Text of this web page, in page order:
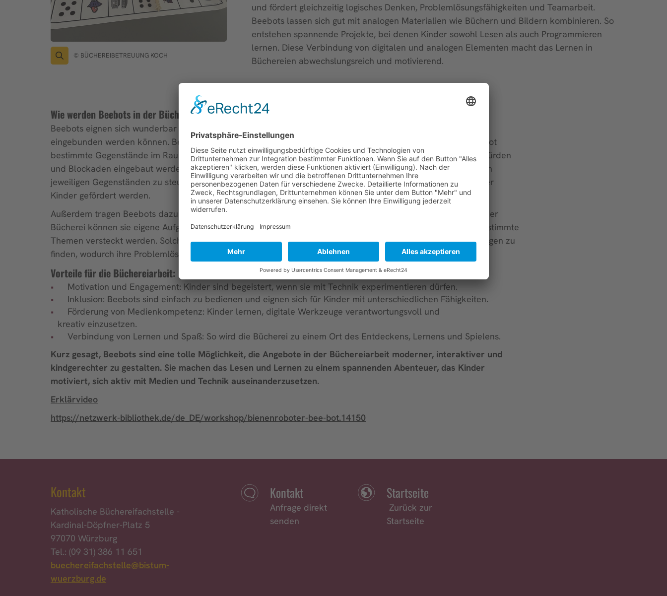
© BÜCHEREIBETREUUNG KOCH
und fördert gleichzeitig logisches Denken, Problemlösungsfähigkeiten und Teamarbeit.
Beebots lassen sich gut mit analogen Materialien wie Büchern und Bildern kombinieren. So
entstehen spannende Projekte, bei denen Kinder sowohl Lesen als auch Programmieren
lernen. Diese Verbindung von digitalen und analogen Elementen macht das Lernen in
Büchereien abwechslungsreich und motivierend.
Wie werden Beebots in der Büchereiarbeit genutzt?
Beebots eignen sich wunderbar für Lese- und Entdeckungsprojekte, die in Geschichten- oder Themenrunden
eingebunden werden können. Beim Vorlesen kann beispielsweise die Aufgabe gestellt werden, dass der Beebot
bestimmte Gegenstände im Raum findet. Um die Herausforderung für erfahrene Kinder zu erhöhen, können Hürden
und Blockaden eingebaut werden. Danach können die Kinder eigene Routen entwerfen um den Beebot zu den
jeweiligen Gegenständen zu steuern. Dadurch kann die Medienkompetenz und das technische Verständnis der
Kinder gefördert werden.
Außerdem tragen Beebots dazu bei, die Kreativität und Problemlösungsfähigkeiten der Kinder zu stärken. In der
Bücherei können sie eigene Aufgaben entwickeln, wie eine Schatzsuche, bei der Hinweise auf Bücher oder bestimmte
Themen versteckt werden. Solche Aktivitäten regen die Fantasie an und fordern die Kinder auf kreative Lösungen zu
finden, wodurch ihre Problemlösungskompetenz weiterentwickelt wird.
Vorteile für die Büchereiarbeit:
Motivation und Engagement: Kinder sind begeistert, wenn sie mit Technik experimentieren dürfen.
Inklusion: Beebots sind einfach zu bedienen und eignen sich für Kinder mit unterschiedlichen Fähigkeiten.
Förderung von Medienkompetenz: Kinder lernen, digitale Werkzeuge verantwortungsvoll und
kreativ einzusetzen.
Verbindung von Lernen und Spaß: So wird die Bücherei zu einem Ort des Entdeckens, Lernens und Spielens.
Kurz gesagt, Beebots sind eine tolle Möglichkeit, die Angebote in der Büchereiarbeit moderner, interaktiver und
kindgerechter zu gestalten. Sie machen das Lesen und Lernen zu einem spannenden Abenteuer, das Kinder
motiviert, sich aktiv mit Medien und Technik auseinanderzusetzen.
Erklärvideo
https://netzwerk-bibliothek.de/de_DE/workshop/bienenroboter-bee-bot.14150
Kontakt
Katholische Büchereifachstelle -
Kardinal-Döpfner-Platz 5
97070 Würzburg
Tel.: (09 31) 386 11 651
buechereifachstelle@bistum-
wuerzburg.de
Kontakt
Anfrage direkt
senden
Startseite
Zurück zur
Startseite